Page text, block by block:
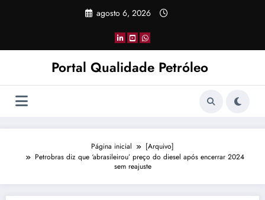
agosto 6, 2026
Portal Qualidade Petróleo
Página inicial
[Arquivo]
Petrobras diz que ‘abrasileirou’ preço do diesel após encerrar 2024
sem reajuste